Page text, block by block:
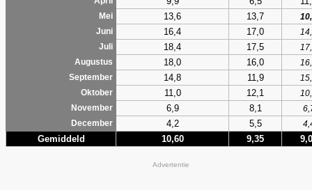
Mei 13,6 13,7
Juni
16,4 17,0
Juli
18,4 17,5
Augustus
18,0 16,0
September
14,8 11,9
Oktober
11,0 12,1
November
6,9 8,1
December
4,2 5,5
Gemiddeld 10,60 9,35
Advertentie